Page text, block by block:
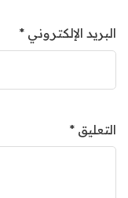
البريد الإلكتروني *
التعليق *